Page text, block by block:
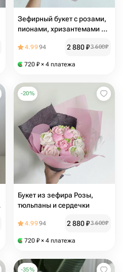
Зефирный букет с розами,
пионами, хризантемами и
4.9994 2 880₽3 600₽
720 ₽ × 4 платежа
-20%
Букет из зефира Розы,
тюльпаны и сердечки
4.9994 2 880₽3 600₽
720 ₽ × 4 платежа
-35%